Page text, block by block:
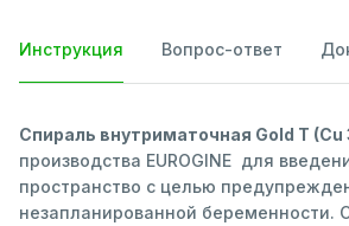
Инструкция Вопрос-ответ
Спираль внутриматочная Gold T (Cu
производства EUROGINE для
пространство с целью
незапланированной беременности.